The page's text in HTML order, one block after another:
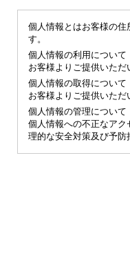
個人情報とはお客様の
す。
個人情報の利用について
お客様よりご提供いた
個人情報の取得について
お客様よりご提供いた
個人情報の管理について
個人情報への不正なア
理的な安全対策及び予防